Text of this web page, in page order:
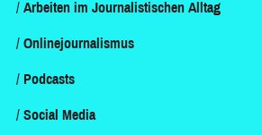
Arbeiten im Journalistischen Alltag
Onlinejournalismus
Podcasts
Social Media